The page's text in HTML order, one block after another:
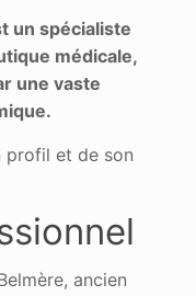
un spécialiste
médicale,
une vaste
profil et de son
ancien